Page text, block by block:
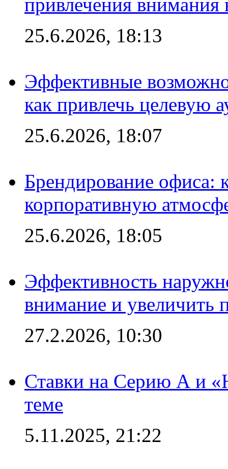
25.6.2026, 18:13
Эффективные
как привлечь целевую
25.6.2026, 18:07
Брендирование офиса:
корпоративную
25.6.2026, 18:05
Эффективность
внимание и увеличить
27.2.2026, 10:30
Ставки на Серию А и
теме
5.11.2025, 21:22